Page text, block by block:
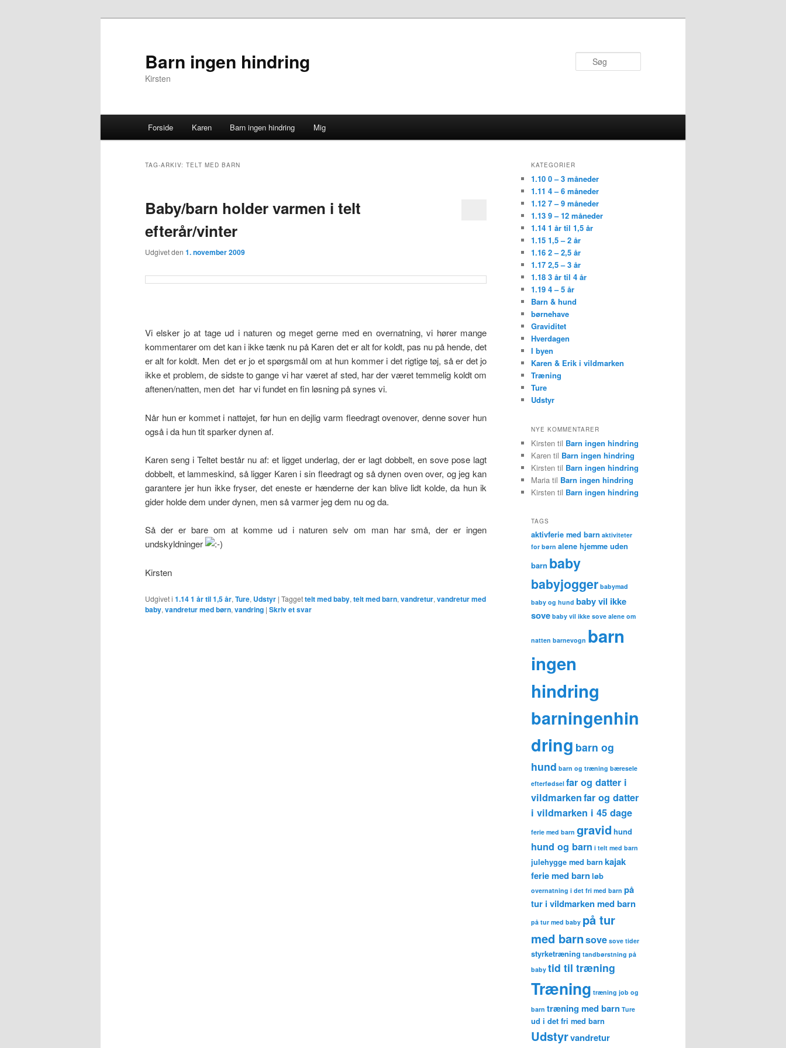
Barn ingen hindring
Kirsten
Fortsæt til primært indhold
Fortsæt til sekundært indhold
Forside Karen Barn ingen hindring Mig
TAG-ARKIV: TELT MED BARN
Baby/barn holder varmen i telt
efterår/vinter
Udgivet den 1. november 2009
Vi elsker jo at tage ud i naturen og meget gerne med en overnatning, vi hører mange
kommentarer om det kan i ikke tænk nu på Karen det er alt for koldt, pas nu på hende, det
er alt for koldt. Men det er jo et spørgsmål om at hun kommer i det rigtige tøj, så er det jo
ikke et problem, de sidste to gange vi har været af sted, har der været temmelig koldt om
aftenen/natten, men det har vi fundet en fin løsning på synes vi.
Når hun er kommet i nattøjet, før hun en dejlig varm fleedragt ovenover, denne sover hun
også i da hun tit sparker dynen af.
Karen seng i Teltet består nu af: et ligget underlag, der er lagt dobbelt, en sove pose lagt
dobbelt, et lammeskind, så ligger Karen i sin fleedragt og så dynen oven over, og jeg kan
garantere jer hun ikke fryser, det eneste er hænderne der kan blive lidt kolde, da hun ik
gider holde dem under dynen, men så varmer jeg dem nu og da.
Så der er bare om at komme ud i naturen selv om man har små, der er ingen
undskyldninger
Kirsten
Udgivet i 1.14 1 år til 1,5 år, Ture, Udstyr | Taggettelt med baby, telt med barn, vandretur, vandretur med
baby, vandretur med børn, vandring | Skriv et svar
KATEGORIER
1.10 0 – 3 måneder
1.11 4 – 6 måneder
1.12 7 – 9 måneder
1.13 9 – 12 måneder
1.14 1 år til 1,5 år
1.15 1,5 – 2 år
1.16 2 – 2,5 år
1.17 2,5 – 3 år
1.18 3 år til 4 år
1.19 4 – 5 år
Barn & hund
børnehave
Graviditet
Hverdagen
I byen
Karen & Erik i vildmarken
Træning
Ture
Udstyr
NYE KOMMENTARER
Kirsten til Barn ingen hindring
Karen til Barn ingen hindring
Kirsten til Barn ingen hindring
Maria til Barn ingen hindring
Kirsten til Barn ingen hindring
TAGS
aktivferie med barn aktiviteter
for børn alene hjemme uden
barn baby
babyjogger babymad
baby og hund baby vil ikke
sove baby vil ikke sove alene om
natten barnevogn barn
ingen
hindring
barningenhin
dring barn og
hund barn og træning bæresele
efterfødsel far og datter i
vildmarkenfar og datter
i vildmarken i 45 dage
ferie med barn gravid hund
hund og barn i telt med barn
julehygge med barn kajak
ferie med barnløb
overnatning i det fri med barn på
tur i vildmarken med barn
på tur med baby på tur
med barnsove sove tider
styrketræning tandbørstning på
baby tid til træning
Træning træning job og
barn træning med barn Ture
ud i det fri med barn
Udstyrvandretur